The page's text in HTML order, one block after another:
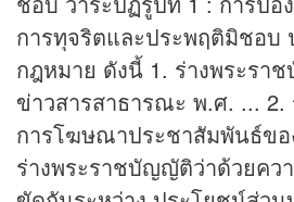
การทุจริตและประพฤติมิชอบ
กฎหมาย ดังนี้ 1. ร่างพระรา
ข่าวสารสาธารณะ พ.ศ. ...
การโฆษณาประชาสัมพันธ์ขอ
ร่างพระราชบัญญัติว่าด้วยคว